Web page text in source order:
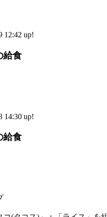
12:42 up!
給食
14:30 up!
給食